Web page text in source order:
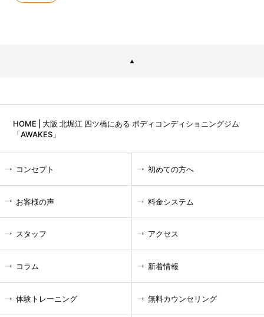
HOME | 大阪 北堀江 四ツ橋にある ボディコンディショニングジム
「AWAKES」
コンセプト 初めての方へ
お客様の声 料金システム
スタッフ アクセス
コラム 新着情報
体験トレーニング 無料カウンセリング